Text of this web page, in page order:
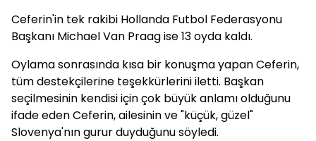
Ceferin'in tek rakibi Hollanda Futbol Federasyonu
Başkanı Michael Van Praag ise 13 oyda kaldı.
Oylama sonrasında kısa bir konuşma yapan Ceferin,
tüm destekçilerine teşekkürlerini iletti. Başkan
seçilmesinin kendisi için çok büyük anlamı olduğunu
ifade eden Ceferin, ailesinin ve "küçük, güzel"
Slovenya'nın gurur duyduğunu söyledi.